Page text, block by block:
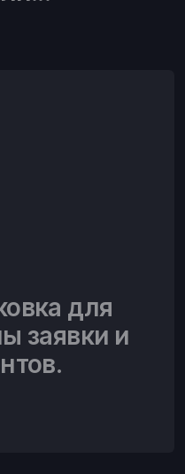
для
заявки и